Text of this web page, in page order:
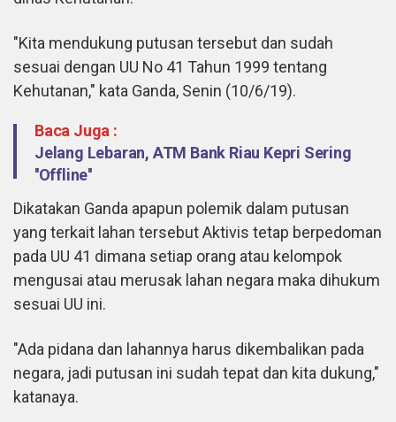
"Kita mendukung putusan tersebut dan sudah
sesuai dengan UU No 41 Tahun 1999 tentang
Kehutanan," kata Ganda, Senin (10/6/19).
Baca Juga :
Jelang Lebaran, ATM Bank Riau Kepri Sering
''Offline''
Dikatakan Ganda apapun polemik dalam putusan
yang terkait lahan tersebut Aktivis tetap berpedoman
pada UU 41 dimana setiap orang atau kelompok
mengusai atau merusak lahan negara maka dihukum
sesuai UU ini.
"Ada pidana dan lahannya harus dikembalikan pada
negara, jadi putusan ini sudah tepat dan kita dukung,"
katanaya.